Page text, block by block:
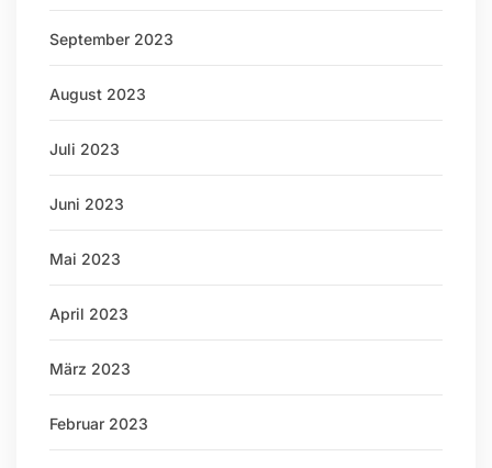
September 2023
August 2023
Juli 2023
Juni 2023
Mai 2023
April 2023
März 2023
Februar 2023